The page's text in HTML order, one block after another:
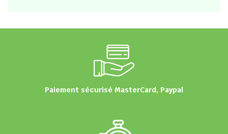
Paiement sécurisé MasterCard, Paypal